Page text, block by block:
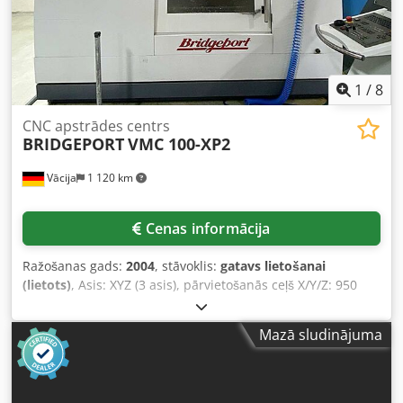
žurnāla vietu skaits: 30 Instrumenta maiņas laiks: 3,5 s
Maks. instrumenta svars: 6 kg Maks. instrumenta garums:
250 mm Maks. instrumenta diametrs: 80 mm IEKĀRTAS
DETAĻAS Vadība: HEIDENHAIN TNC 426 P APRĪKOJUMS
Šaļļu transportieris Lietošanas instrukcija ES atbilstības
deklarācija
1 /8
Vācija 1 120 km
CNC apstrādes centrs
BRIDGEPORTVMC 100-XP2
Cenas informācija
Ražošanas gads: 2004, stāvoklis: gatavs lietošanai
(lietots), Asis: XYZ (3 asis), pārvietošanās ceļš X/Y/Z: 950
mm/500 mm/450 mm, griešanās ātrums: 8000 apgr./min,
ātrgaitas gājiens: 40 m/min, vārpstas konuss: SK40, galda
izmērs X/Y: 580 mm/1150 mm, maksimālā galda slodze:
900 kg, instrumentu stiprinājums: BT40, instrumentu
kapacitāte: 24, vadība: Heidenhain iTNC 530. Izmēri X/Y/Z:
Mazā sludinājuma